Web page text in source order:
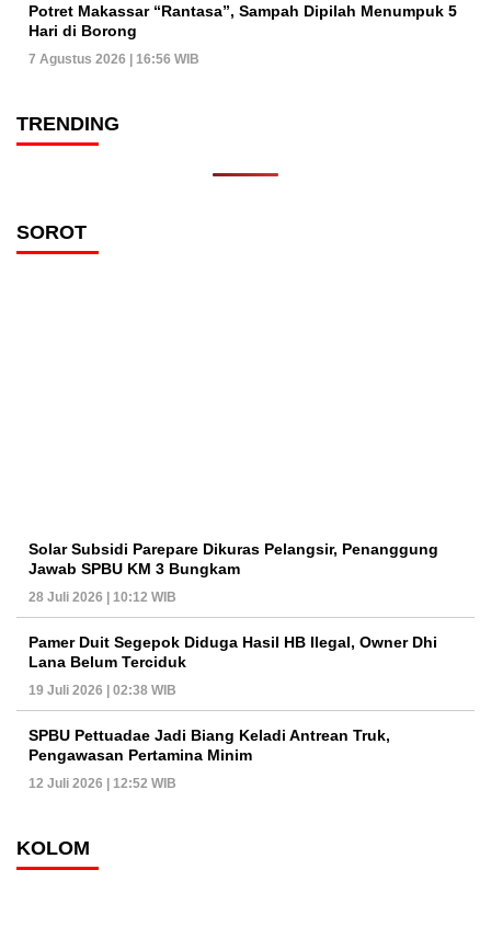
Potret Makassar “Rantasa”, Sampah Dipilah Menumpuk 5
Hari di Borong
7 Agustus 2026 | 16:56 WIB
TRENDING
SOROT
Solar Subsidi Parepare Dikuras Pelangsir, Penanggung
Jawab SPBU KM 3 Bungkam
28 Juli 2026 | 10:12 WIB
Pamer Duit Segepok Diduga Hasil HB Ilegal, Owner Dhi
Lana Belum Terciduk
19 Juli 2026 | 02:38 WIB
SPBU Pettuadae Jadi Biang Keladi Antrean Truk,
Pengawasan Pertamina Minim
12 Juli 2026 | 12:52 WIB
KOLOM